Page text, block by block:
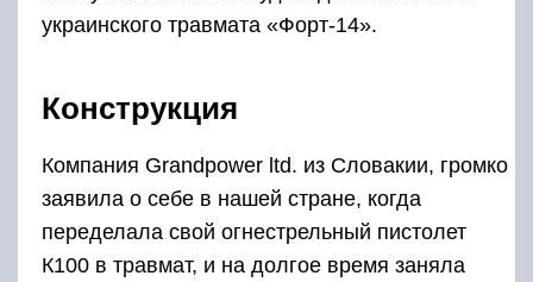
украинского травмата «Форт-14».
Конструкция
Компания Grandpower ltd. из Словакии, громко
заявила о себе в нашей стране, когда
переделала свой огнестрельный пистолет
К100 в травмат, и на долгое время заняла